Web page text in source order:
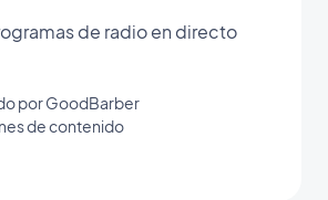
de radio en directo
por GoodBarber
de contenido